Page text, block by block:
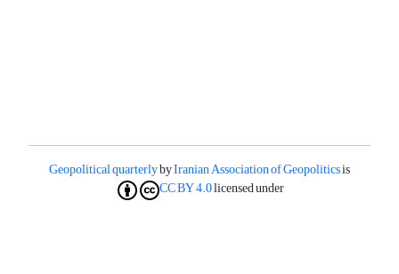
Geopolitical quarterlybyIranian Association of Geopoliticsis
licensed under
CC BY 4.0